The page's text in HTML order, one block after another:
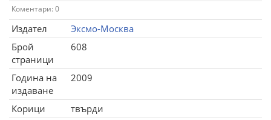
Коментари: 0
Издател
Эксмо-Москва
Брой
страници
608
Година на
издаване
2009
Корици
твърди